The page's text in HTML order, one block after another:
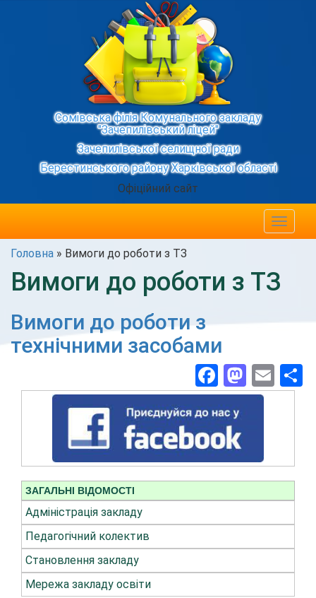
Сомівська філія Комунального закладу
"Зачепилівський ліцей"
Зачепилівської селищної ради
Берестинського району Харківської області
Офіційний сайт
Toggle
Головна » Вимоги до роботи з ТЗ
Вимоги до роботи з ТЗ
Вимоги до роботи з
технічними засобами
Facebook
ЗАГАЛЬНІ ВІДОМОСТІ
Адміністрація закладу
Педагогічний колектив
Становлення закладу
Мережа закладу освіти